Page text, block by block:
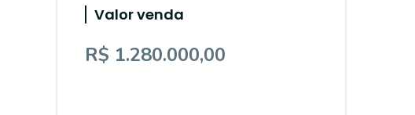
Valor venda
R$ 1.280.000,00